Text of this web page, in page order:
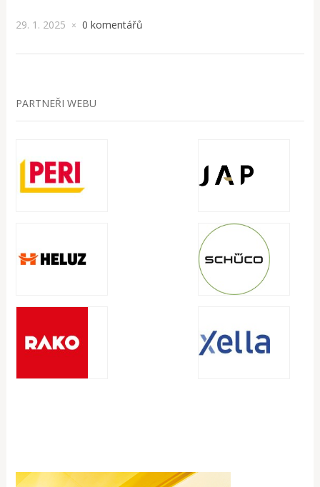
29. 1. 2025 × 0 komentářů
PARTNEŘI WEBU